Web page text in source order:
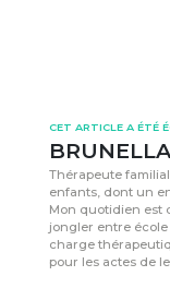
CET ARTICLE A ÉTÉ
Thérapeute
enfants, dont un
Mon quotidien est
jongler entre
charge
pour les actes de